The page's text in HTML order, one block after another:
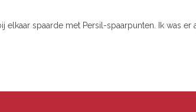
spaarde met Persil-spaarpunten. Ik was er